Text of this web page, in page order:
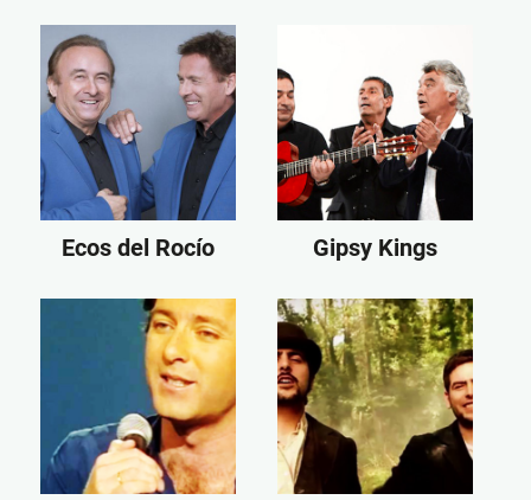
Ecos del Rocío Gipsy Kings